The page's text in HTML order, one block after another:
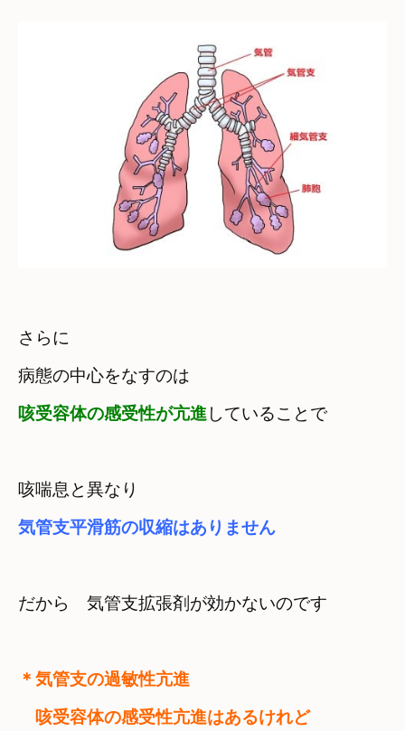
さらに
病態の中心をなすのは
咳受容体の感受性が亢進 していることで
気管支平滑筋の収縮はありません
だから　気管支拡張剤が効かないのです
＊気管支の過敏性亢進